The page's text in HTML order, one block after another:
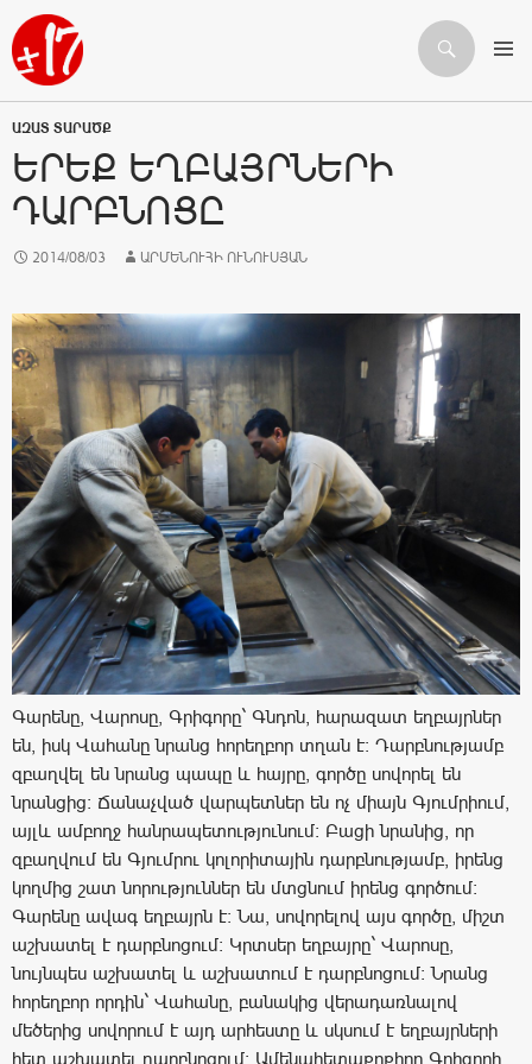
Որոնում
ԱՆՑՆԵԼ ԲՈՎԱՆԴԱԿՈՒԹՅԱՆԸ
ԱԶԱՏ ՏԱՐԱԾՔ
ԵՐԵՔ ԵՂԲԱՅՐՆԵՐԻ
ԴԱՐԲՆՈՑԸ
2014/08/03 ԱՐՄԵՆՈՒՀԻ ՈՒՆՈՒՍՅԱՆ
Գարենը, Վարոսը, Գրիգորը` Գնդոն, հարազատ եղբայրներ
են, իսկ Վահանը նրանց հորեղբոր տղան է: Դարբնությամբ
զբաղվել են նրանց պապը և հայրը, գործը սովորել են
նրանցից: Ճանաչված վարպետներ են ոչ միայն Գյումրիում,
այլև ամբողջ հանրապետությունում: Բացի նրանից, որ
զբաղվում են Գյումրու կոլորիտային դարբնությամբ, իրենց
կողմից շատ նորություններ են մտցնում իրենց գործում:
Գարենը ավագ եղբայրն է: Նա, սովորելով այս գործը, միշտ
աշխատել է դարբնոցում: Կրտսեր եղբայրը` Վարոսը,
նույնպես աշխատել և աշխատում է դարբնոցում: Նրանց
հորեղբոր որդին` Վահանը, բանակից վերադառնալով
մեծերից սովորում է այդ արհեստը և սկսում է եղբայրների
հետ աշխատել դարբնոցում: Ամենահետաքրքիրը Գրիգորի